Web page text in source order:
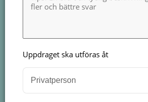
Uppdraget ska utföras åt